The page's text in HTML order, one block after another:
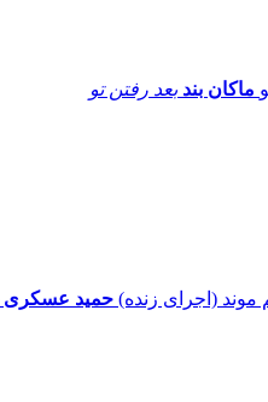
ماکان بند بعد رفتن تو
حمید عسکری